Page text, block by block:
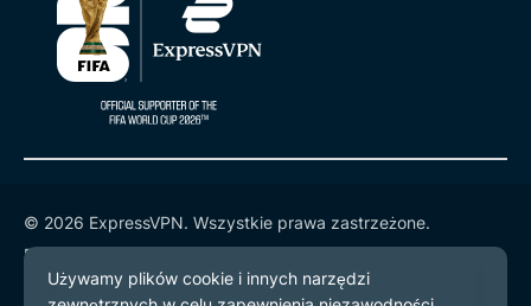
© 2026 ExpressVPN. Wszystkie prawa zastrzeżone.
Polityka prywatności
Warunki użytkowania